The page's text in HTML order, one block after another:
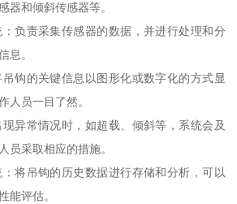
器和倾斜传感器等。
负责采集传感器的数据，并进行处理和分
息。
钩的关键信息以图形化或数字化的方式显
人员一目了然。
异常情况时，如超载、倾斜等，系统会及
员采取相应的措施。
将吊钩的历史数据进行存储和分析，可以
能评估。